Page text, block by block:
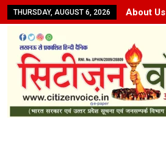
THURSDAY, AUGUST 6, 2026 About Us